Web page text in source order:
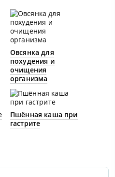
Овсянка для
похудения и
очищения
организма
Пшённая каша при
гастрите